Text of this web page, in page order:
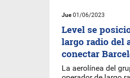
Jue01/06/2023
Level se
largo radio del
conectar
La aerolínea del